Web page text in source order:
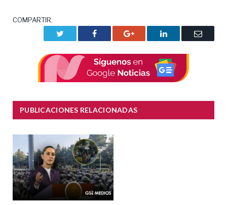
COMPARTIR.
Facebook Google+ LinkedIn
Correo
PUBLICACIONES RELACIONADAS